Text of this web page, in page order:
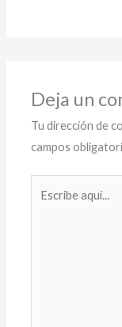
Deja un
Tu dirección de
campos